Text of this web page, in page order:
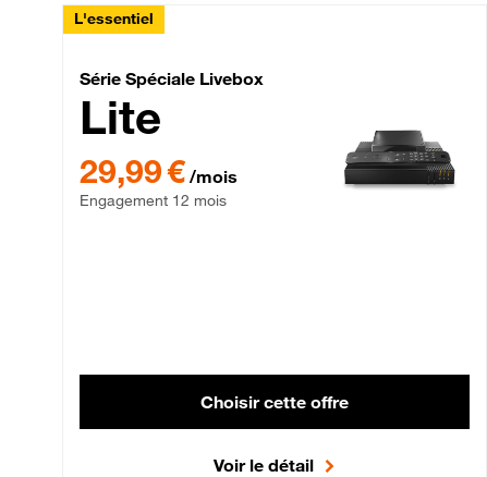
L'essentiel
Série Spéciale Livebox
Série Spéciale Livebox
Lite
29,99 € par mois , Engagement 12 mois
29,99 € /mois
Engagement 12 mois
Choisir cette offre
Voir le détail